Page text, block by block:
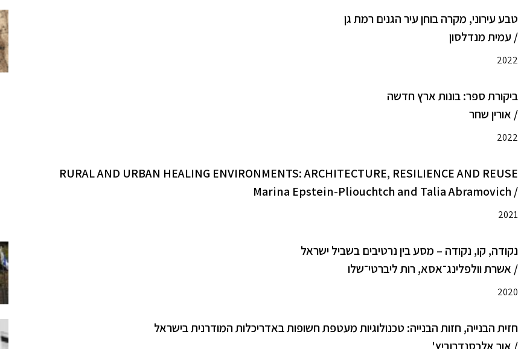
טבע עירוני, מקרה בוחן עיר הגנים רמת גן
/ עמית מנדלסון
2022
ביקורת ספר: בונות ארץ חדשה
/ אורין שחר
2022
RURAL AND URBAN HEALING ENVIRONMENTS: ARCHITECTURE, RESILIENCE AND REUSE
/ Marina Epstein-Pliouchtch and Talia Abramovich
2021
נקודה, קו, נקודה – מסע בין נרטיבים בשביל ישראל
/ אשרת וולפלינג־אסא, רות ליברטי־שלו
2020
חזית הבנייה, חזות הבנייה: טכנולוגיות מעטפת חשופות באדריכלות המודרנית בישראל